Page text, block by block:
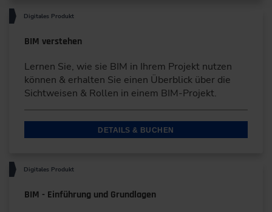
Digitales Produkt
BIM verstehen
Lernen Sie, wie sie BIM in Ihrem Projekt nutzen
können & erhalten Sie einen Überblick über die
Sichtweisen & Rollen in einem BIM-Projekt.
DETAILS & BUCHEN
Digitales Produkt
BIM - Einführung und Grundlagen